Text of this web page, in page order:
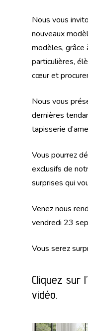
Nous vous
nouveaux
modèles, grâce
particulières,
cœur et
Nous vous
dernières
tapisserie
Vous pourrez
exclusifs de
surprises qui
Venez nous
vendredi 23
Vous serez
Cliquez sur
vidéo.